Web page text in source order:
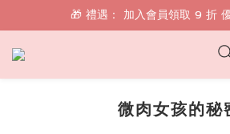
🎁 禮遇： 加入會員領取 9 折
🎁 禮遇： 加入會員領取 9 折
📱 綁定 LINE 好友，現領
🎁 禮遇： 加入會員領取 9 折
微肉女孩的秘